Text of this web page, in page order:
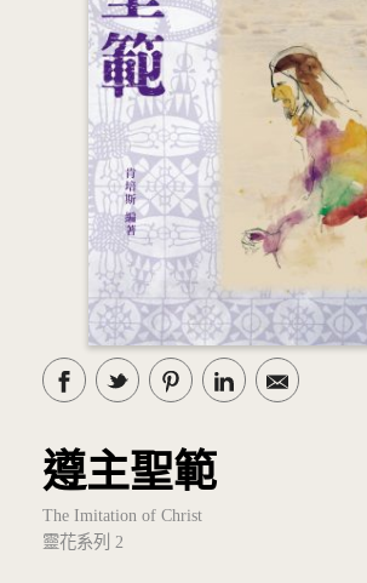
遵主聖範
The Imitation of Christ
靈花系列 2